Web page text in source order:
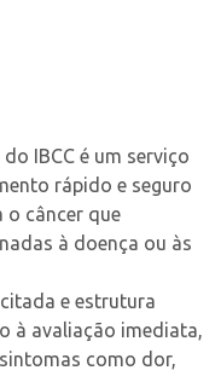
IBCC é um serviço
rápido e seguro
o câncer que
à doença ou às
e estrutura
à avaliação imediata,
como dor,